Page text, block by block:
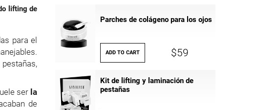
lifting de
para el
ser la
de
Parches de colágeno para los ojos
ADD TO CART $59
Kit de lifting y laminación de
pestañas